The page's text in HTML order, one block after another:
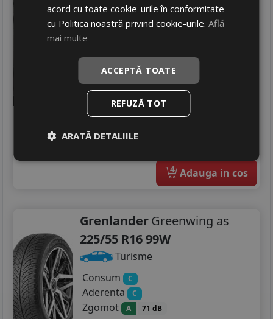
Turisme
Consum
Zgomot A 69 dB
329RON
521 RON
4 Adauga in cos
GrenlanderGreenwing as
225/55 R16 99W
Turisme
Consum
C
Aderenta C
Zgomot A 71 dB
acord cu toate cookie-urile în conformitate
cu Politica noastră privind cookie-urile.Află
mai multe
ACCEPTĂ TOATE
REFUZĂ TOT
ARATĂ DETALIILE